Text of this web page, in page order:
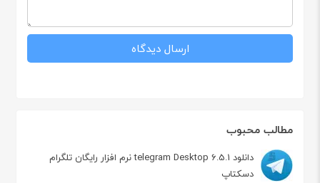
مطالب محبوب
دانلود telegram Desktop 6.5.1 نرم افزار رایگان تلگرام
دسکتاپ